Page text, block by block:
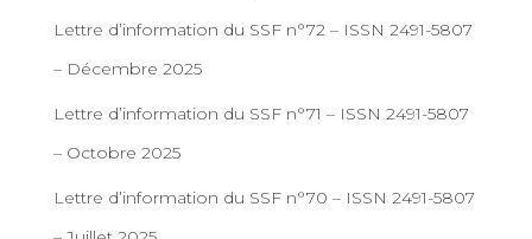
Lettre d’information du SSF n°72 – ISSN 2491-5807
– Décembre 2025
Lettre d’information du SSF n°71 – ISSN 2491-5807
– Octobre 2025
Lettre d’information du SSF n°70 – ISSN 2491-5807